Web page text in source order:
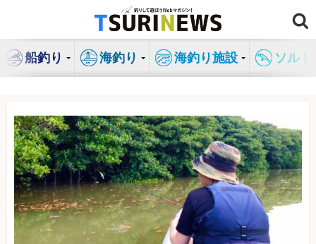
ン
船釣り 海釣り 海釣り施設 ソル